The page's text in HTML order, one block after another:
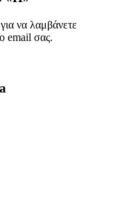
να λαμβάνετε
email σας.